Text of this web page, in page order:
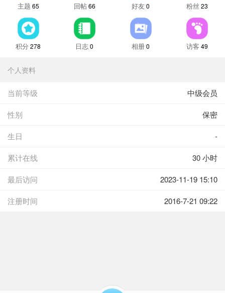
主题 65 回帖 66 好友0 粉丝 23
积分 278 日志0 相册0 访客 49
个人资料
当前等级 中级会员
性别 保密
生日 -
累计在线 30 小时
最后访问 2023-11-19 15:10
注册时间 2016-7-21 09:22